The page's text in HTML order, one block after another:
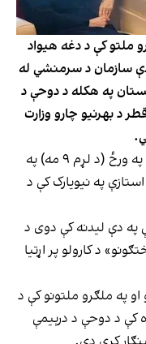
ملتو کې د دغه هیواد
سازمان د سرمنشي له
په هکله د دوحې د
د بهرنیو چارو وزارت
د قطر د بهرنیو چارو وزارت د چهارشنبې په ورځ (د لړم ۹ مه) په
په نیویارک کې د
په دې لیدنه کې دوی د
د کارولو پر اړتیا
په ملګرو ملتونو کې د
کې د دوحې د درېيمې